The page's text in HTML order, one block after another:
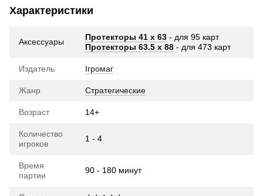
Характеристики
Аксессуары Протекторы 41 x 63 - для 95 карт
Протекторы 63.5 х 88 - для 473 карт
Издатель Ігромаг
Жанр Стратегические
Возраст 14+
Количество
игроков
1 - 4
Время
партии
90 - 180 минут